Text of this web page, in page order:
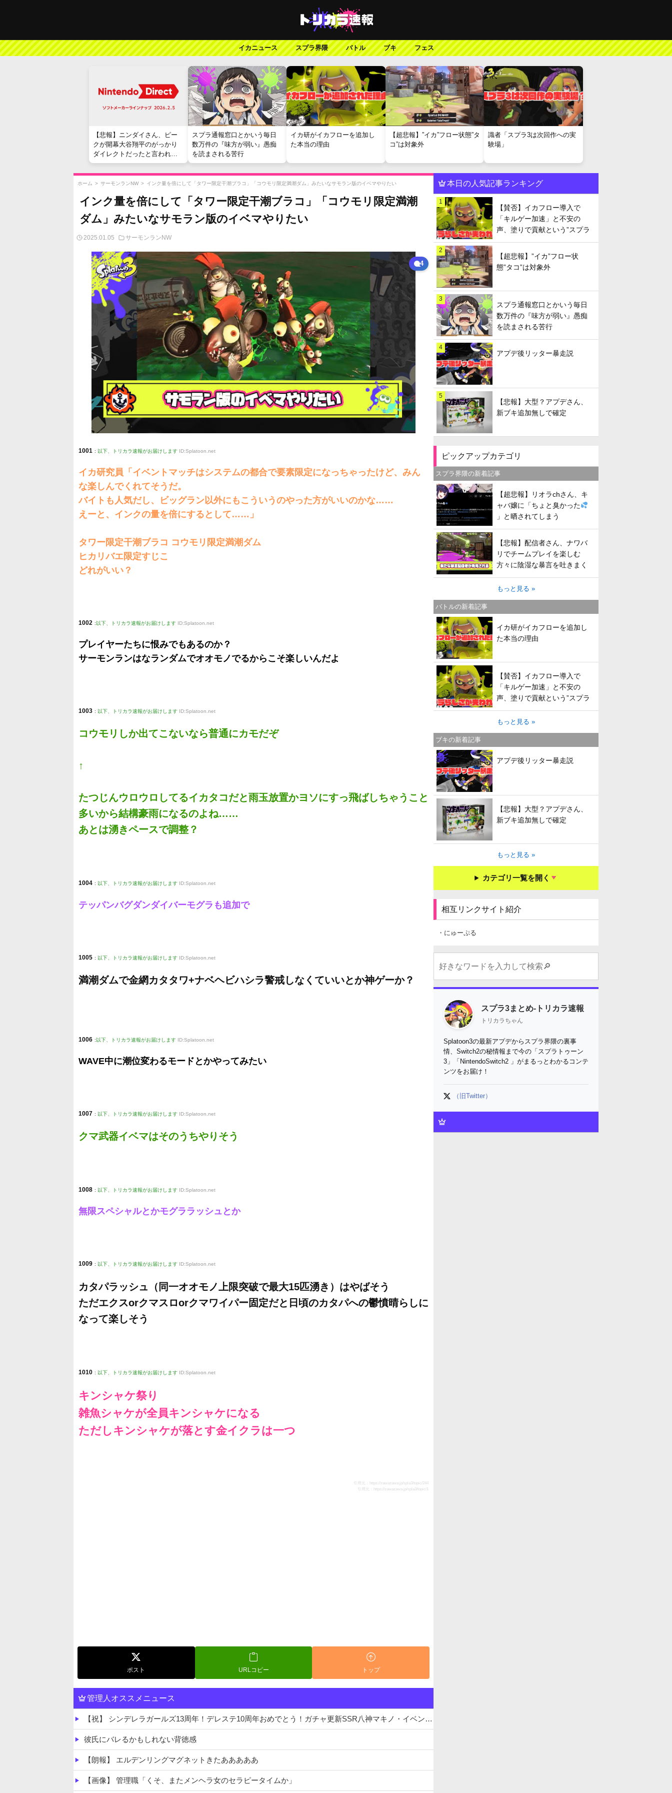
イカニュース スプラ界隈 バトル ブキ フェス
【悲報】ニンダイさん、ピー
クが開幕大谷翔平のがっかり
ダイレクトだったと言われて
しまう
スプラ通報窓口とかいう毎日
数万件の『味方が弱い』愚痴
を読まされる苦行
イカ研がイカフローを追加し
た本当の理由
【超悲報】”イカ”フロー状態”タ
コ”は対象外
識者「スプラ3は次回作への実
験場」
ホーム > サーモンランNW > インク量を倍にして「タワー限定干潮ブラコ」「コウモリ限定満潮ダム」みたいなサモラン版のイベマやりたい
インク量を倍にして「タワー限定干潮ブラコ」「コウモリ限定満潮
ダム」みたいなサモラン版のイベマやりたい
2025.01.05 サーモンランNW
4
1001 : 以下、トリカラ速報がお届けします ID:Splatoon.net
イカ研究員「イベントマッチはシステムの都合で要素限定になっちゃったけど、みん
な楽しんでくれてそうだ。
バイトも人気だし、ビッグラン以外にもこういうのやった方がいいのかな……
えーと、インクの量を倍にするとして……」
タワー限定干潮ブラコ コウモリ限定満潮ダム
ヒカリバエ限定すじこ
どれがいい？
1002 : 以下、トリカラ速報がお届けします ID:Splatoon.net
プレイヤーたちに恨みでもあるのか？
サーモンランはなランダムでオオモノでるからこそ楽しいんだよ
1003 : 以下、トリカラ速報がお届けします ID:Splatoon.net
コウモリしか出てこないなら普通にカモだぞ
↑
たつじんウロウロしてるイカタコだと雨玉放置かヨソにすっ飛ばしちゃうこと
多いから結構豪雨になるのよね……
あとは湧きペースで調整？
1004 : 以下、トリカラ速報がお届けします ID:Splatoon.net
テッパンバグダンダイバーモグラも追加で
1005 : 以下、トリカラ速報がお届けします ID:Splatoon.net
満潮ダムで金網カタタワ+ナベヘビハシラ警戒しなくていいとか神ゲーか？
1006 : 以下、トリカラ速報がお届けします ID:Splatoon.net
WAVE中に潮位変わるモードとかやってみたい
1007 : 以下、トリカラ速報がお届けします ID:Splatoon.net
クマ武器イベマはそのうちやりそう
1008 : 以下、トリカラ速報がお届けします ID:Splatoon.net
無限スペシャルとかモグララッシュとか
1009 : 以下、トリカラ速報がお届けします ID:Splatoon.net
カタパラッシュ（同一オオモノ上限突破で最大15匹湧き）はやばそう
ただエクスorクマスロorクマワイパー固定だと日頃のカタパへの鬱憤晴らしに
なって楽しそう
1010 : 以下、トリカラ速報がお届けします ID:Splatoon.net
キンシャケ祭り
雑魚シャケが全員キンシャケになる
ただしキンシャケが落とす金イクラは一つ
引用元：
https://zawazawa.jp/spla3/topic/244
引用元：
https://zawazawa.jp/spla3/topic/1
ポスト URLコピー トップ
管理人オススメニュース
【祝】 シンデレラガールズ13周年！デレステ10周年おめでとう！ガチャ更新SSR八神マキノ・イベントSRイヴ、SR望月聖！
彼氏にバレるかもしれない背徳感
【朗報】 エルデンリングマグネットきたあああああ
【画像】 管理職「くそ、またメンヘラ女のセラピータイムか」
本日の人気記事ランキング
1
【賛否】イカフロー導入で
「キルゲー加速」と不安の
声、塗りで貢献という”スプラ
らしさ”は失われてしまうのか
2
【超悲報】”イカ”フロー状
態”タコ”は対象外
3
スプラ通報窓口とかいう毎日
数万件の『味方が弱い』愚痴
を読まされる苦行
4
アプデ後リッター暴走説
5
【悲報】大型？アプデさん、
新ブキ追加無しで確定
ピックアップカテゴリ
スプラ界隈の新着記事
【超悲報】リオラchさん、キ
ャバ嬢に「ちょと臭かった
」と晒されてしまう
【悲報】配信者さん、ナワバ
リでチームプレイを楽しむ
方々に陰湿な暴言を吐きまく
ってしまう
もっと見る »
バトルの新着記事
イカ研がイカフローを追加し
た本当の理由
【賛否】イカフロー導入で
「キルゲー加速」と不安の
声、塗りで貢献という”スプラ
らしさ”は失われてしまうのか
もっと見る »
ブキの新着記事
アプデ後リッター暴走説
【悲報】大型？アプデさん、
新ブキ追加無しで確定
もっと見る »
カテゴリ一覧を開く
相互リンクサイト紹介
・にゅーぷる
スプラ3まとめ-トリカラ速報
トリカラちゃん
Splatoon3の最新アプデからスプラ界隈の裏事
情、Switch2の秘情報まで今の「スプラトゥーン
3」「NintendoSwitch2 」がまるっとわかるコンテ
ンツをお届け！
（旧Twitter）